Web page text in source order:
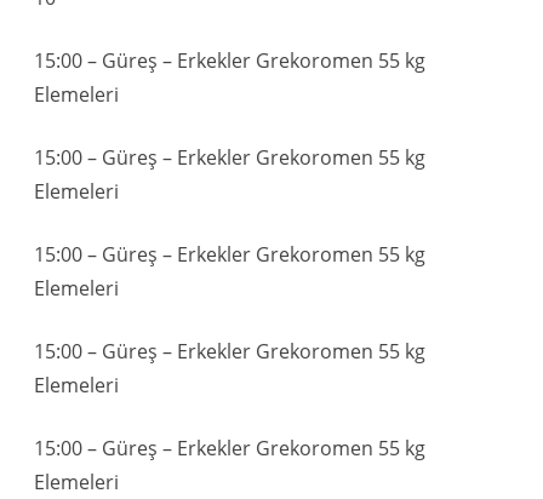
15:00 – Güreş – Erkekler Grekoromen 55 kg
Elemeleri
15:00 – Güreş – Erkekler Grekoromen 55 kg
Elemeleri
15:00 – Güreş – Erkekler Grekoromen 55 kg
Elemeleri
15:00 – Güreş – Erkekler Grekoromen 55 kg
Elemeleri
15:00 – Güreş – Erkekler Grekoromen 55 kg
Elemeleri